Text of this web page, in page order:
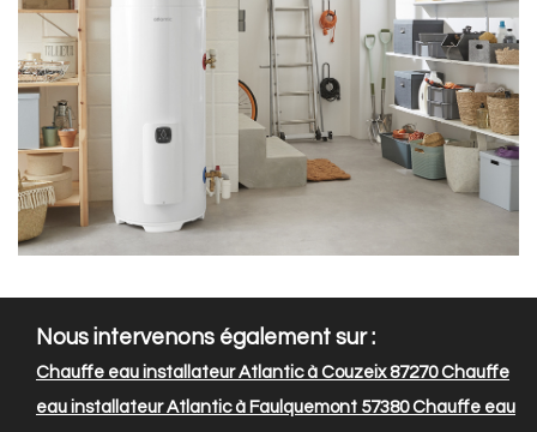
Nous intervenons également sur :
Chauffe eau installateur Atlantic à Couzeix 87270Chauffe
eau installateur Atlantic à Faulquemont 57380Chauffe eau